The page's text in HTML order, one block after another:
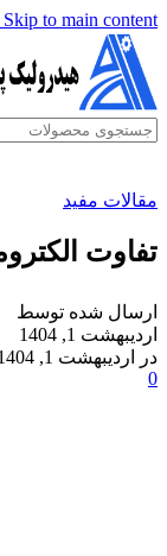
Skip to main content
مقالات مفید
تفاوت
ارسال شده توسط
اردیبهشت 1, 1404
در اردیبهشت 1, 1404
0